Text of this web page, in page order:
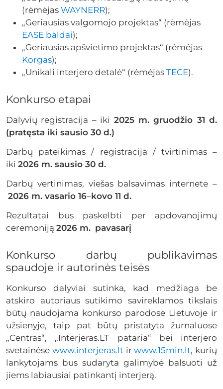
(rėmėjas WAYNERR);
„Geriausias valgomojo projektas“ (rėmėjas
EASE baldai);
„Geriausias apšvietimo projektas“ (rėmėjas
Korgas);
„Unikali interjero detalė“ (rėmėjas TECE).
Konkurso etapai
Dalyvių registracija – iki 2025 m. gruodžio 31 d.
(pratęsta iki sausio 30 d.)
Darbų pateikimas / registracija / tvirtinimas –
iki 2026 m. sausio 30 d.
Darbų vertinimas, viešas balsavimas internete –
2026 m. vasario 16–kovo 11 d.
Rezultatai bus paskelbti per apdovanojimų
ceremoniją 2026 m. pavasarį
Konkurso darbų publikavimas
spaudoje ir autorinės teisės
Konkurso dalyviai sutinka, kad medžiaga be
atskiro autoriaus sutikimo savireklamos tikslais
būtų naudojama konkurso parodose Lietuvoje ir
užsienyje, taip pat būtų pristatyta žurnaluose
„Centras“, „Interjeras.LT pataria“ bei interjero
svetainėse www.interjeras.ltirwww.15min.lt, kurių
lankytojams bus sudaryta galimybė balsuoti už
jiems labiausiai patinkantį interjerą.